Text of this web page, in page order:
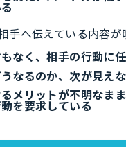
手へ伝えている内容が
なく、相手の行動に
なるのか、次が見え
メリットが不明なま
を要求している